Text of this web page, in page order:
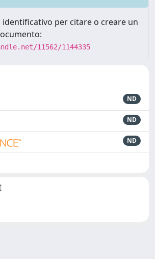
identificativo per citare o creare un
11562/1144335
ND
ND
ND